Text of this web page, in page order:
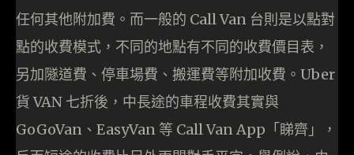
任何其他附加費。而一般的 Call Van 台則是以點對
點的收費模式，不同的地點有不同的收費價目表，
另加隧道費、停車場費、搬運費等附加收費。Uber
貨 VAN 七折後，中長途的車程收費其實與
GoGoVan、EasyVan 等 Call Van App「睇齊」，